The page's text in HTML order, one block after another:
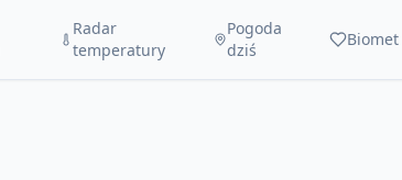
Radar
temperatury
Pogoda
dziś
Biomet